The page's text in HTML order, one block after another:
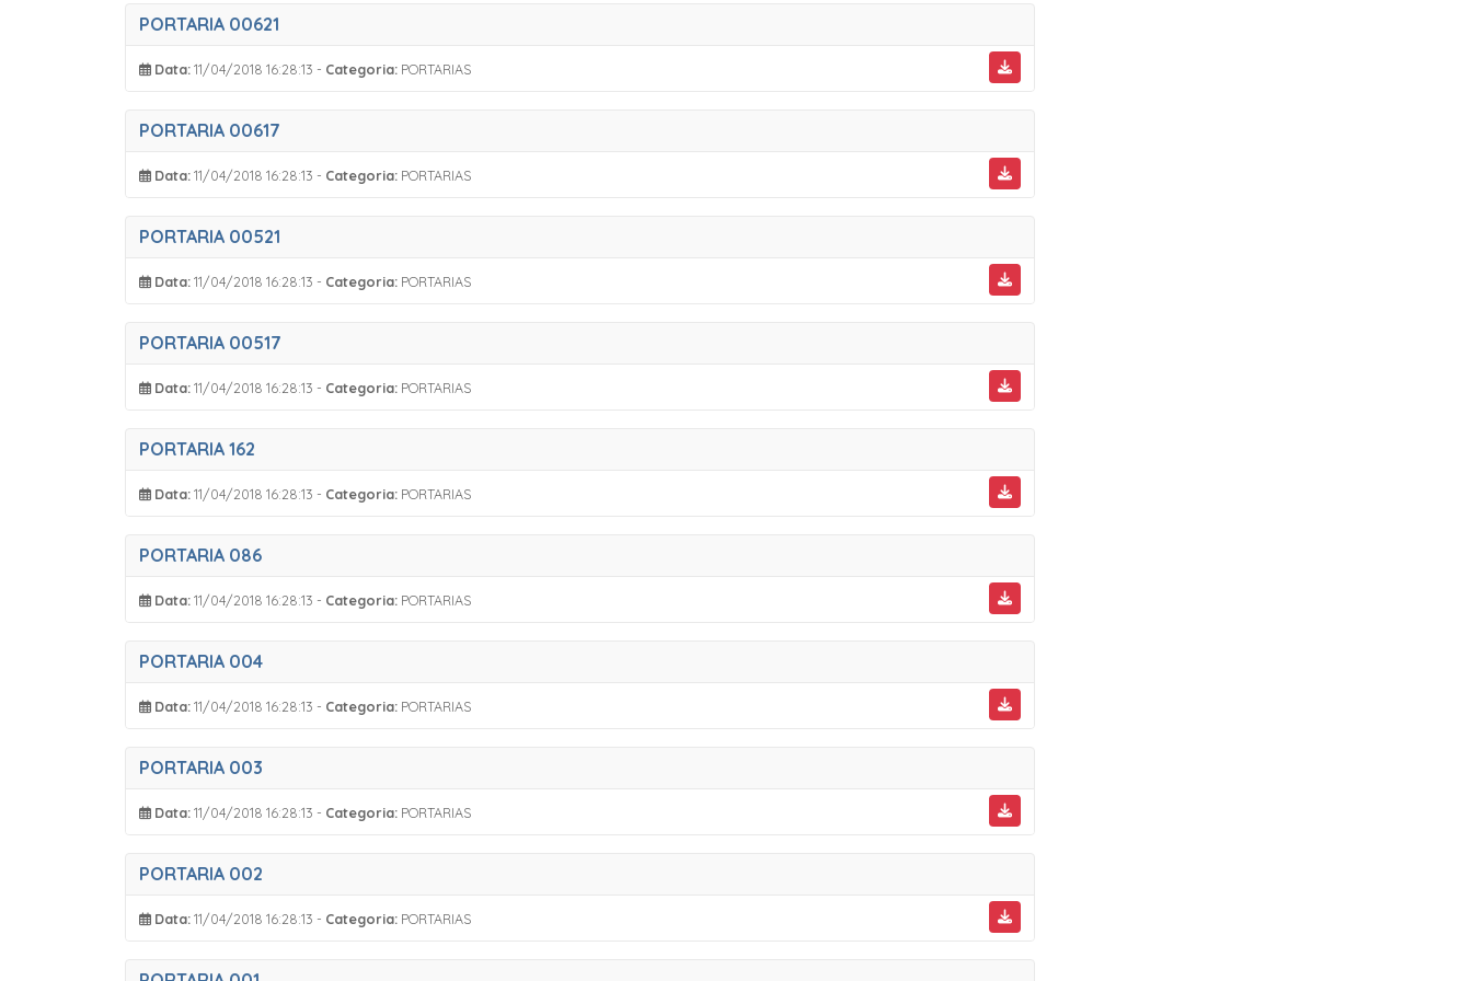
PORTARIA 00621
Data: 11/04/2018 16:28:13 - Categoria: PORTARIAS
PORTARIA 00617
Data: 11/04/2018 16:28:13 - Categoria: PORTARIAS
PORTARIA 00521
Data: 11/04/2018 16:28:13 - Categoria: PORTARIAS
PORTARIA 00517
Data: 11/04/2018 16:28:13 - Categoria: PORTARIAS
PORTARIA 162
Data: 11/04/2018 16:28:13 - Categoria: PORTARIAS
PORTARIA 086
Data: 11/04/2018 16:28:13 - Categoria: PORTARIAS
PORTARIA 004
Data: 11/04/2018 16:28:13 - Categoria: PORTARIAS
PORTARIA 003
Data: 11/04/2018 16:28:13 - Categoria: PORTARIAS
PORTARIA 002
Data: 11/04/2018 16:28:13 - Categoria: PORTARIAS